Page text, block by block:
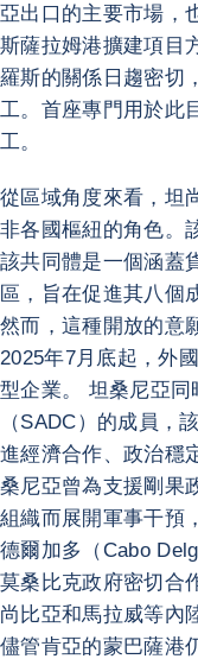
亞出口的主要市場，
斯薩拉姆港擴建項目
羅斯的關係日趨密切
工。首座專門用於此
工。
從區域角度來看，坦
非各國樞紐的角色。
該共同體是一個涵蓋
區，旨在促進其八個
然而，這種開放的意
2025年7月底起，外
型企業。 坦桑尼亞
（SADC）的成員，
進經濟合作、政治穩
桑尼亞曾為支援剛果
組織而展開軍事干預
德爾加多（Cabo
莫桑比克政府密切合
尚比亞和馬拉威等內
儘管肯亞的蒙巴薩港